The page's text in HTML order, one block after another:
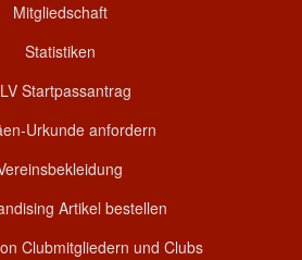
Mitgliedschaft
Statistiken
Startpassantrag
Urkunde anfordern
Artikel bestellen
Clubmitgliedern und Clubs